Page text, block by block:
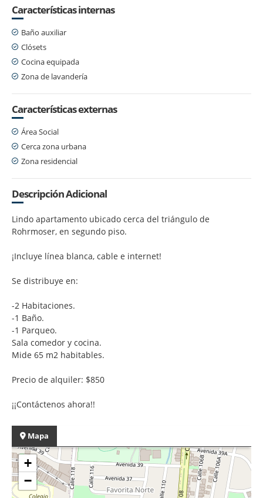
Características internas
Baño auxiliar
Clósets
Cocina equipada
Zona de lavandería
Características externas
Área Social
Cerca zona urbana
Zona residencial
Descripción Adicional
Lindo apartamento ubicado cerca del triángulo de
Rohrmoser, en segundo piso.
¡Incluye línea blanca, cable e internet!
Se distribuye en:
-2 Habitaciones.
-1 Baño.
-1 Parqueo.
Sala comedor y cocina.
Mide 65 m2 habitables.
Precio de alquiler: $850
¡¡Contáctenos ahora!!
Mapa
+
−